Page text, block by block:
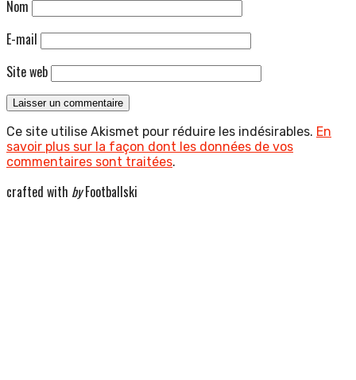
Nom
E-mail
Site web
Ce site utilise Akismet pour réduire les indésirables. En
savoir plus sur la façon dont les données de vos
commentaires sont traitées.
crafted with byFootballski